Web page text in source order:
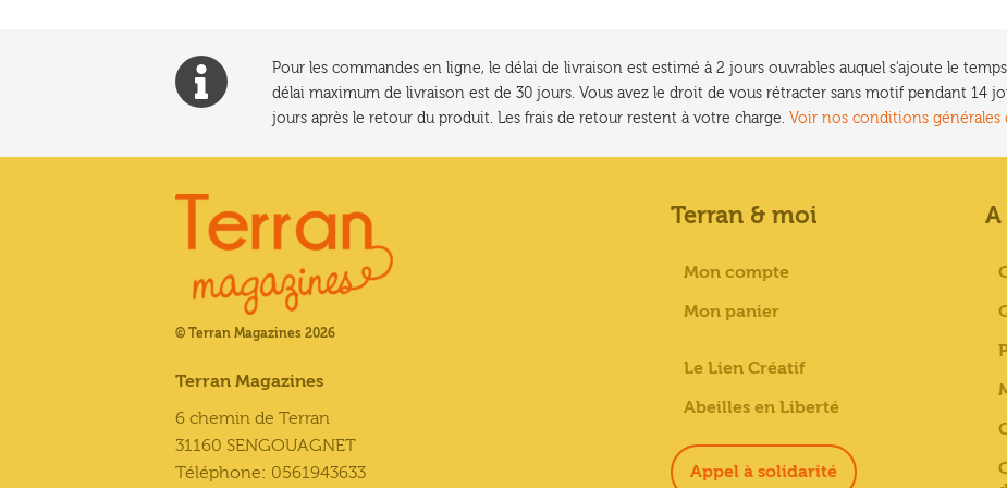
Pour les commandes en ligne, le délai de livraison est estimé à 2 jours ouvrables auquel s'ajoute le
délai maximum de livraison est de 30 jours. Vous avez le droit de vous rétracter sans motif pendant 14
jours après le retour du produit. Les frais de retour restent à votre charge. Voir nos conditions générales
© Terran Magazines 2026
Terran Magazines
6 chemin de Terran
31160 SENGOUAGNET
Téléphone: 0561943633
Terran & moi
Mon compte
Mon panier
Le Lien Créatif
Abeilles en Liberté
Appel à solidarité